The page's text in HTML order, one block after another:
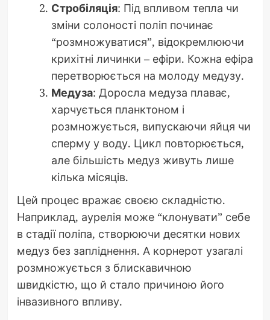
Стробіляція: Під впливом тепла чи
зміни солоності поліп починає
“розмножуватися”, відокремлюючи
крихітні личинки – ефіри. Кожна ефіра
перетворюється на молоду медузу.
Медуза: Доросла медуза плаває,
харчується планктоном і
розмножується, випускаючи яйця чи
сперму у воду. Цикл повторюється,
але більшість медуз живуть лише
кілька місяців.
Цей процес вражає своєю складністю.
Наприклад, аурелія може “клонувати” себе
в стадії поліпа, створюючи десятки нових
медуз без запліднення. А корнерот узагалі
розмножується з блискавичною
швидкістю, що й стало причиною його
інвазивного впливу.